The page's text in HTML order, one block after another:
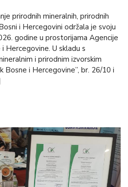
prirodnih mineralnih, prirodnih
i Hercegovini održala je svoju
godine u prostorijama Agencije
Hercegovine. U skladu s
i prirodnim izvorskim
Bosne i Hercegovine”, br. 26/10 i